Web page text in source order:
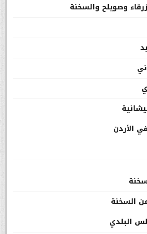
وصويلح والسخنة
الأردن
السخنة
البلدي